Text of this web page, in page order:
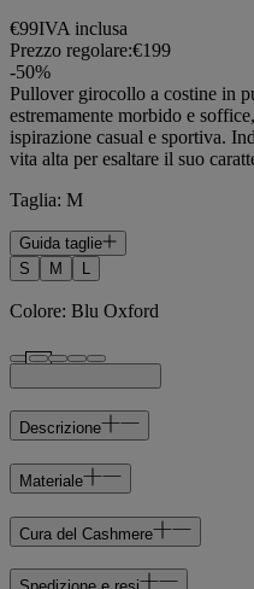
€99IVA inclusa
Prezzo regolare:€199
-50%
Pullover girocollo a costine in
estremamente morbido e
ispirazione casual e sportiva.
vita alta per esaltare il suo
Taglia: M
Guida taglie
S
M L
Colore: Blu Oxford
Descrizione
Materiale
Cura del Cashmere